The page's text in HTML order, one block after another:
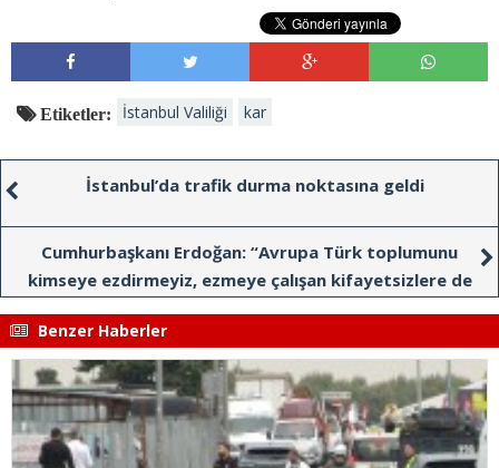
Etiketler: İstanbul Valiliği kar
İstanbul’da trafik durma noktasına geldi
Cumhurbaşkanı Erdoğan: “Avrupa Türk toplumunu
kimseye ezdirmeyiz, ezmeye çalışan kifayetsizlere de
Benzer Haberler